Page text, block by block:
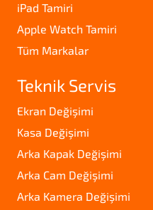
iPad Tamiri
Apple Watch Tamiri
Tüm Markalar
Teknik Servis
Ekran Değişimi
Kasa Değişimi
Arka Kapak Değişimi
Arka Cam Değişimi
Arka Kamera Değişimi